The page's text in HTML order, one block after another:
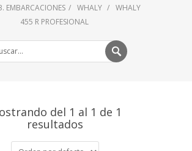
EMBARCACIONES WHALY
WHALY
455 R PROFESIONAL
del 1 al 1 de 1
resultados